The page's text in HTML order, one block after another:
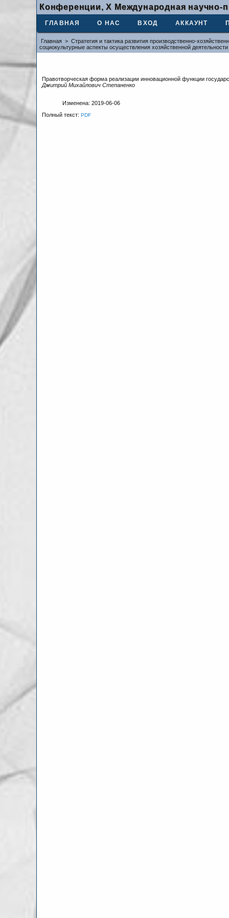
Конференции, X Международная научно-
ГЛАВНАЯ О НАС ВХОД АККАУНТ
Главная > Стратегия и тактика развития производственно-
социокультурные аспекты осуществления хозяйственной деятельности
Правотворческая форма реализации инновационной функции
Дмитрий Михайлович Степаненко
Изменена: 2019-06-06
Полный текст:PDF